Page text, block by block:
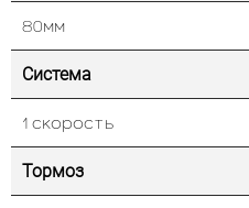
80мм
Система
1 скорость
Тормоз